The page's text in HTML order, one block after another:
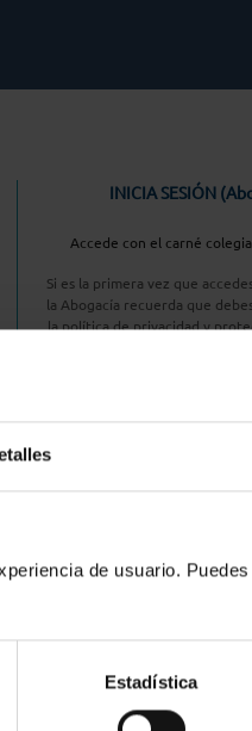
de usuario.
Estadística
INICIA SESIÓN
Accede con el carné
Si es la primera vez que
la Abogacía recuerda que
la política de privacidad y
Entrar
cuenta?